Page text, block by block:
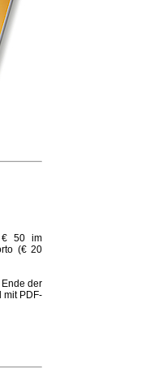
€ 50 im
(€ 20
der
mit PDF-